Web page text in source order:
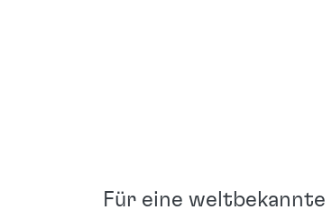
Für eine